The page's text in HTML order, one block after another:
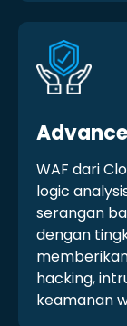
WAF dari
logic
serangan
dengan
hacking,
keamanan